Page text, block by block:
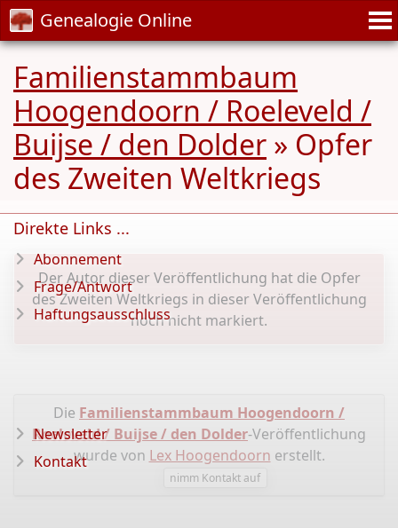
Genealogie Online
Familienstammbaum
Hoogendoorn / Roeleveld /
Buijse / den Dolder » Opfer
des Zweiten Weltkriegs
Der Autor dieser Veröffentlichung hat die Opfer
des Zweiten Weltkriegs in dieser Veröffentlichung
noch nicht markiert.
Die Familienstammbaum Hoogendoorn /
Roeleveld / Buijse / den Dolder-Veröffentlichung
wurde von Lex Hoogendoorn erstellt.
nimm Kontakt auf
Direkte Links ...
Abonnement
Frage/Antwort
Haftungsausschluss
Newsletter
Kontakt